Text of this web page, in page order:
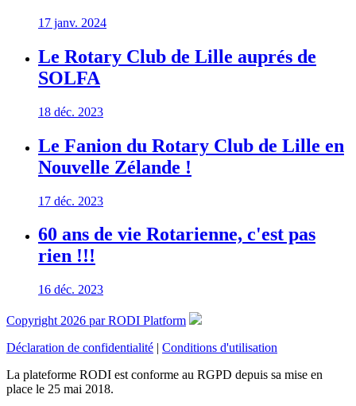
17 janv. 2024
Le Rotary Club de Lille auprés de
SOLFA
18 déc. 2023
Le Fanion du Rotary Club de Lille en
Nouvelle Zélande !
17 déc. 2023
60 ans de vie Rotarienne, c'est pas
rien !!!
16 déc. 2023
Copyright 2026 par RODI Platform
Déclaration de confidentialité | Conditions d'utilisation
La plateforme RODI est conforme au RGPD depuis sa mise en
place le 25 mai 2018.